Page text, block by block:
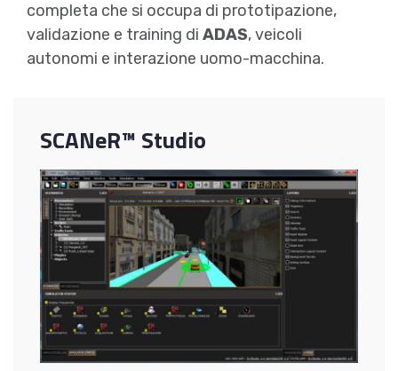
completa che si occupa di prototipazione,
validazione e training di ADAS, veicoli
autonomi e interazione uomo-macchina.
SCANeR™ Studio